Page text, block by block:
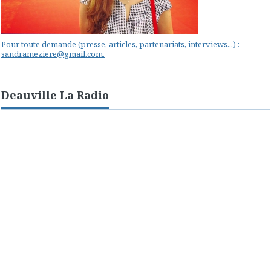
Pour toute demande (presse, articles, partenariats, interviews...) :
sandrameziere@gmail.com.
Deauville La Radio